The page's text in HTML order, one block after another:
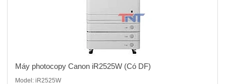
Máy photocopy Canon iR2525W (Có DF)
Model: iR2525W